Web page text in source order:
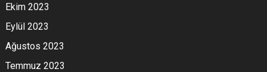
Ekim 2023
Eylül 2023
Ağustos 2023
Temmuz 2023